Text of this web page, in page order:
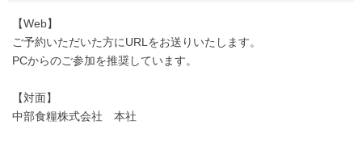
【Web】
ご予約いただいた方にURLをお送りいたします。
PCからのご参加を推奨しています。
【対面】
中部食糧株式会社 本社